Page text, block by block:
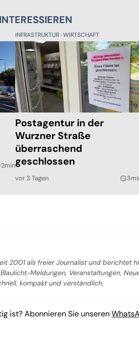
2min
INFRASTRUKTUR WIRTSCHAFT
Postagentur in der
Wurzner Straße
überraschend
geschlossen
vor 3 Tagen query_builder
2001 als freier Journalist und berichtet
Meldungen, Veranstaltungen,
kompakt und verständlich.
ist? Abonnieren Sie unseren